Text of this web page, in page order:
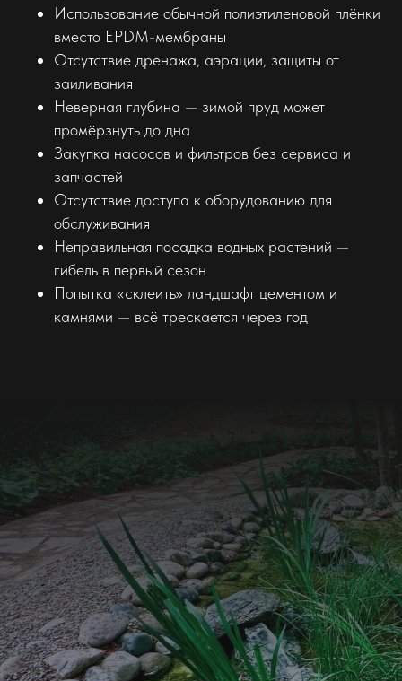
Использование обычной полиэтиленовой плёнки
вместо EPDM-мембраны
Отсутствие дренажа, аэрации, защиты от
заиливания
Неверная глубина — зимой пруд может
промёрзнуть до дна
Закупка насосов и фильтров без сервиса и
запчастей
Отсутствие доступа к оборудованию для
обслуживания
Неправильная посадка водных растений —
гибель в первый сезон
Попытка «склеить» ландшафт цементом и
камнями — всё трескается через год